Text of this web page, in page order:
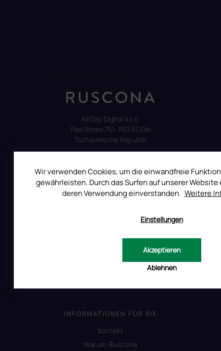
Wir verwenden Cookies, um die einwandfreie
gewährleisten. Durch das Surfen auf unserer Website
deren Verwendung einverstanden. Weitere
Einstellungen
Ablehnen
Akzeptieren
All Day Digital s.r.o.
Pod Strani 751, 760 01 Zlín
Tschechische Republik
ALLES ÜBER DEN EINKAUF
Versandkosten
Allgemeine Geschäftsbedingungen
Datenschutzerklärung
INFORMATIONEN FÜR SIE
Kontakt
Warum Ruscona